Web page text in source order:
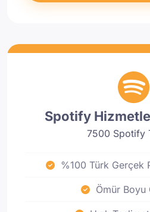
Spotify
7500 Spotify
%100 Türk Gerçek
Ömür Boyu